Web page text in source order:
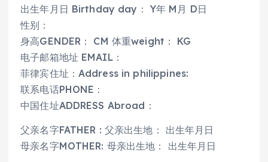
出生年月日 Birthday day： Y年 M月 D日
性别：
身高GENDER： CM 体重weight： KG
电子邮箱地址 EMAIL：
菲律宾住址：Address in philippines:
联系电话PHONE：
中国住址ADDRESS Abroad：
父亲名字FATHER : 父亲出生地： 出生年月日
母亲名字MOTHER: 母亲出生地： 出生年月日